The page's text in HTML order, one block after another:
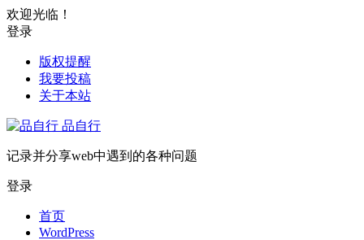
欢迎光临！
登录
版权提醒
我要投稿
关于本站
品自行
记录并分享web中遇到的各种问题
登录
首页
WordPress